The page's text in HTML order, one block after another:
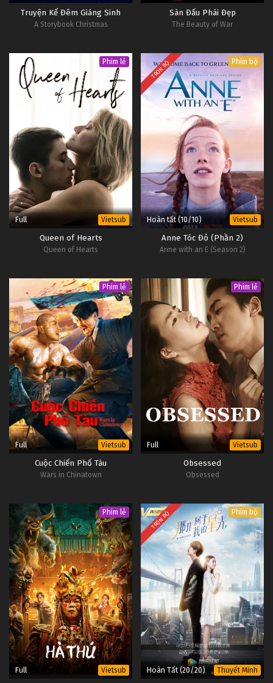
Truyện Kể Đêm Giáng Sinh
A Storybook Christmas
Sàn Đấu Phái Đẹp
The Beauty of War
Phim lẻ
Full Vietsub
Queen of Hearts
Queen of Hearts
TRỌN BỘ Phim bộ
Hoàn tất (10/10) Vietsub
Anne Tóc Đỏ (Phần 2)
Anne with an E (Season 2)
Phim lẻ
Full Vietsub
Cuộc Chiến Phố Tàu
Wars in Chinatown
Phim lẻ
Full Vietsub
Obsessed
Obsessed
Phim lẻ
Full Vietsub
TRỌN BỘ Phim bộ
Hoàn Tất (20/20) Thuyết Minh